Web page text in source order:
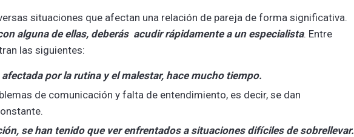
situaciones que afectan una relación de pareja de forma significativa.
alguna de ellas, deberás acudir rápidamente a un especialista. Entre
las siguientes:
por la rutina y el malestar, hace mucho tiempo.
de comunicación y falta de entendimiento, es decir, se dan
se han tenido que ver enfrentados a situaciones difíciles de sobrellevar.